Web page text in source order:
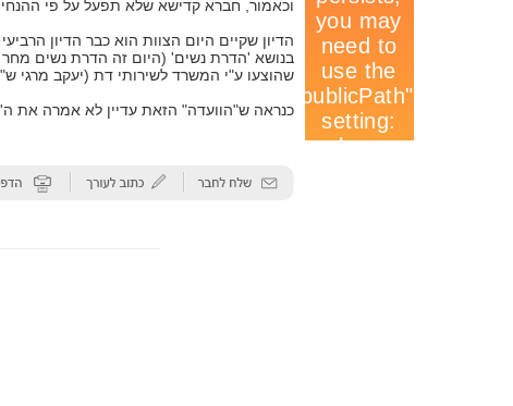
וכאמור, חברא קדישא שלא תפעל על פי
הדיון שקיים היום הצוות הוא כבר הדיון
בנושא 'הדרת נשים' (היום זה הדרת נשים
שהוצעו ע"י המשרד לשירותי דת (יעקב מרגי
כנראה ש"הוועדה" הזאת עדיין לא אמרה את